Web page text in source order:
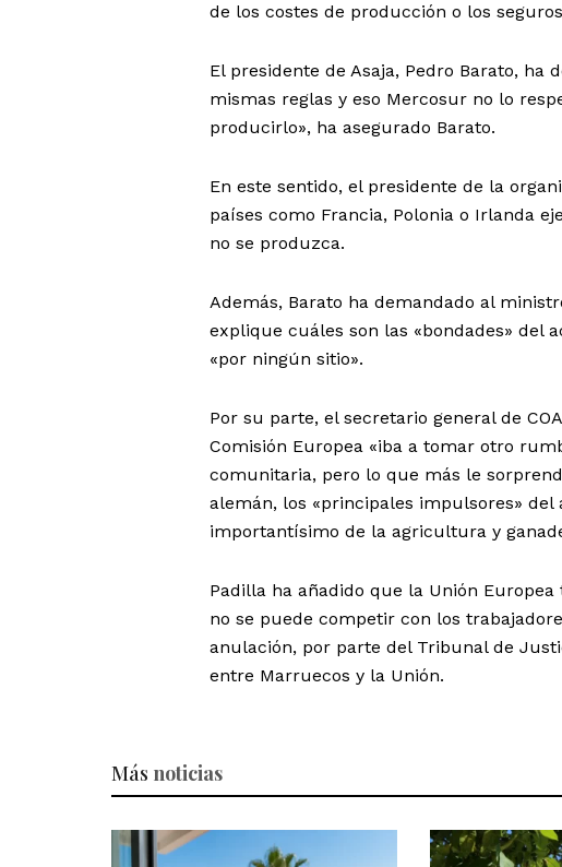
de los costes de producción o los
El presidente de Asaja, Pedro Barato,
mismas reglas y eso Mercosur no lo
producirlo», ha asegurado Barato.
En este sentido, el presidente de la
países como Francia, Polonia o Irlanda
no se produzca.
Además, Barato ha demandado al
explique cuáles son las «bondades» del
«por ningún sitio».
Por su parte, el secretario general de
Comisión Europea «iba a tomar otro
comunitaria, pero lo que más le
alemán, los «principales impulsores» del
importantísimo de la agricultura y
Padilla ha añadido que la Unión
no se puede competir con los
anulación, por parte del Tribunal de
entre Marruecos y la Unión.
Más noticias